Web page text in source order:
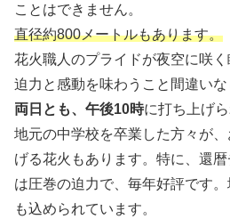
ことはできません。
直径約800メートルもあります。
花火職人のプライドが夜空に咲
迫力と感動を味わうこと間違いな
両日とも、午後10時に打ち上げら
地元の中学校を卒業した方々が
げる花火もあります。特に、還
は圧巻の迫力で、毎年好評です
も込められています。